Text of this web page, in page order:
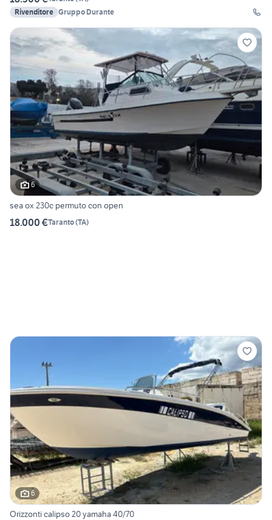
Rivenditore Gruppo Durante
6
sea ox 230c permuto con open
18.000 €Taranto(TA)
6
Orizzonti calipso 20 yamaha 40/70